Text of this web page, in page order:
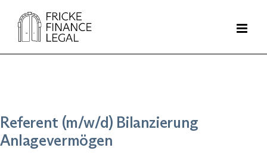
Inhalt
springen
Referent (m/w/d) Bilanzierung
Anlagevermögen